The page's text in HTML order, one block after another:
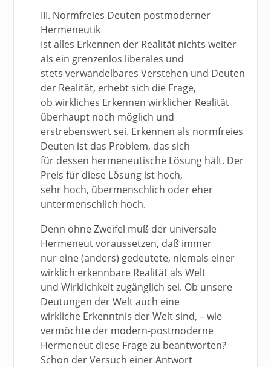
III. Normfreies Deuten postmoderner
Hermeneutik
Ist alles Erkennen der Realität nichts weiter
als ein grenzenlos liberales und
stets verwandelbares Verstehen und Deuten
der Realität, erhebt sich die Frage,
ob wirkliches Erkennen wirklicher Realität
überhaupt noch möglich und
erstrebenswert sei. Erkennen als normfreies
Deuten ist das Problem, das sich
für dessen hermeneutische Lösung hält. Der
Preis für diese Lösung ist hoch,
sehr hoch, übermenschlich oder eher
untermenschlich hoch.
Denn ohne Zweifel muß der universale
Hermeneut voraussetzen, daß immer
nur eine (anders) gedeutete, niemals einer
wirklich erkennbare Realität als Welt
und Wirklichkeit zugänglich sei. Ob unsere
Deutungen der Welt auch eine
wirkliche Erkenntnis der Welt sind, – wie
vermöchte der modern-postmoderne
Hermeneut diese Frage zu beantworten?
Schon der Versuch einer Antwort